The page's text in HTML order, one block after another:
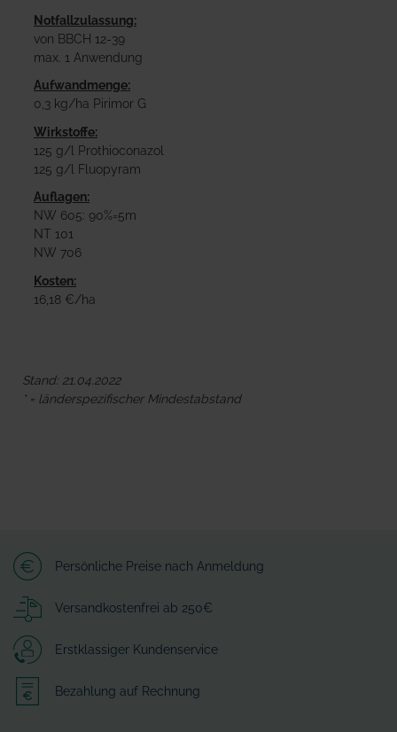
Notfallzulassung:
von BBCH 12-39
max. 1 Anwendung
Aufwandmenge:
0,3 kg/ha Pirimor G
Wirkstoffe:
125 g/l Prothioconazol
125 g/l Fluopyram
Auflagen:
NW 605: 90%=5m
NT 101
NW 706
Kosten:
16,18 €/ha
Stand: 21.04.2022
* = länderspezifischer Mindestabstand
Persönliche Preise nach Anmeldung
Versandkostenfrei ab 250€
Erstklassiger Kundenservice
Bezahlung auf Rechnung